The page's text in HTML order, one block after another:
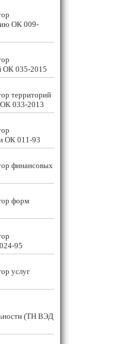
ОК 009-
ОК 035-2015
территорий
033-2013
ОК 011-93
финансовых
форм
95
услуг
(ТН ВЭД